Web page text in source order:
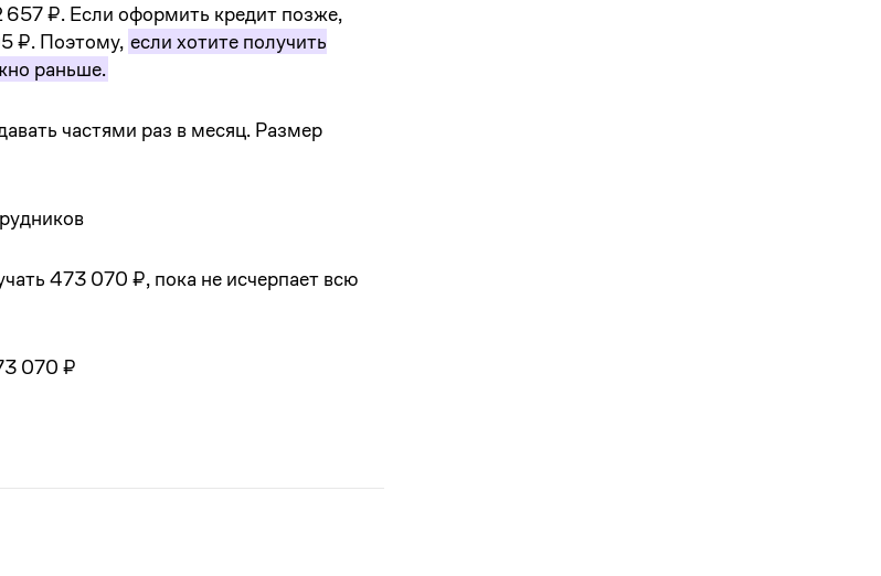
₽. Если оформить кредит позже,
₽. Поэтому, если хотите получить
раньше.
частями раз в месяц. Размер
473 070 ₽, пока не исчерпает всю
070 ₽